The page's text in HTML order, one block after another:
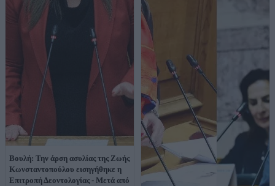
Βουλή: Την άρση ασυλίας της Ζωής
Κωνσταντοπούλου εισηγήθηκε η
Επιτροπή Δεοντολογίας - Μετά από